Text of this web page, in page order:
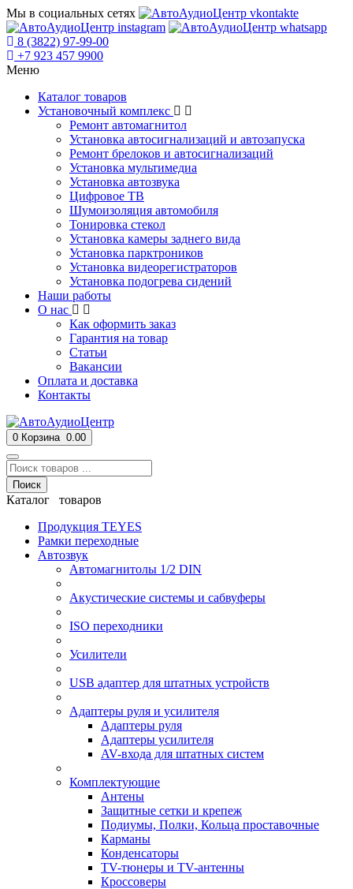
Мы в социальных сетях
8 (3822) 97-99-00
+7 923 457 9900
Меню
Каталог товаров
Установочный комплекс
Ремонт автомагнитол
Установка автосигнализаций и автозапуска
Ремонт брелоков и автосигнализаций
Установка мультимедиа
Установка автозвука
Цифровое ТВ
Шумоизоляция автомобиля
Тонировка стекол
Установка камеры заднего вида
Установка парктроников
Установка видеорегистраторов
Установка подогрева сидений
Наши работы
О нас
Как оформить заказ
Гарантия на товар
Статьи
Вакансии
Оплата и доставка
Контакты
0 Корзина 0.00
Поиск
Каталог товаров
Продукция TEYES
Рамки переходные
Автозвук
Автомагнитолы 1/2 DIN
Акустические системы и сабвуферы
ISO переходники
Усилители
USB адаптер для штатных устройств
Адаптеры руля и усилителя
Адаптеры руля
Адаптеры усилителя
AV-входа для штатных систем
Комплектующие
Антены
Защитные сетки и крепеж
Подиумы, Полки, Кольца проставочные
Карманы
Конденсаторы
TV-тюнеры и TV-антенны
Кроссоверы